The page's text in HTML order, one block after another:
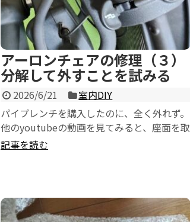
アーロンチェアの修理（３）
分解して外すことを試みる
2026/6/21
室内DIY
パイプレンチを購入したのに、全く外れず。
他のyoutubeの動画を見てみると、座面を取
り外して修理していました。 や...
記事を読む